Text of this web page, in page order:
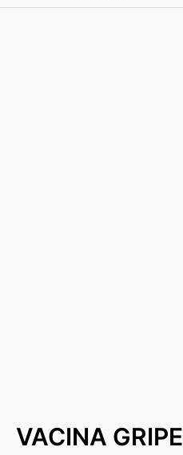
VACINA GRIPE